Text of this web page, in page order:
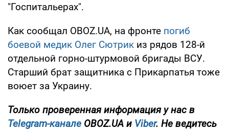
"Госпитальерах".
Как сообщал OBOZ.UA, на фронте погиб
боевой медик Олег Сютрик из рядов 128-й
отдельной горно-штурмовой бригады ВСУ.
Старший брат защитника с Прикарпатья тоже
воюет за Украину.
Только проверенная информация у нас в
Telegram-канале OBOZ.UA и Viber. Не ведитесь